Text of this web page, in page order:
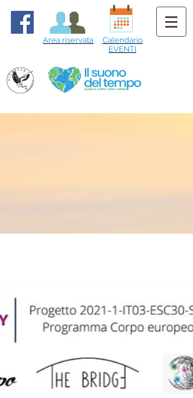
Area riservata
Calendario
EVENTI